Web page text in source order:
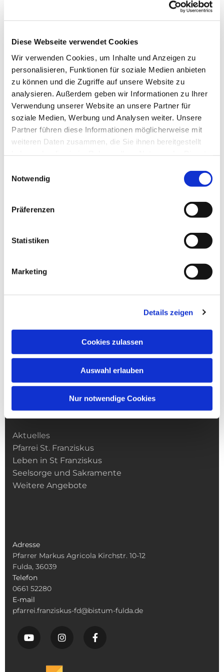
Diese Webseite verwendet Cookies
Wir verwenden Cookies, um Inhalte und Anzeigen zu
personalisieren, Funktionen für soziale Medien anbieten
zu können und die Zugriffe auf unsere Website zu
analysieren. Außerdem geben wir Informationen zu Ihrer
Verwendung unserer Website an unsere Partner für
soziale Medien, Werbung und Analysen weiter. Unsere
Partner führen diese Informationen möglicherweise mit
weiteren Daten zusammen, die Sie ihnen bereitgestellt
Notwendig
Präferenzen
Statistiken
Marketing
Details zeigen
Cookies zulassen
Auswahl erlauben
Nur notwendige Cookies
Dies könnte Sie auch
interessieren
Kirchengemeinde­­ St. Franziskus
Aktuelles
Pfarrei St. Franziskus
Leben in St Franziskus
Seelsorge und Sakramente
Weitere Angebote
Adresse
Pfarrer Markus Agricola Kirchstr. 10-12
Fulda, 36039
Telefon
0661 52280
E-mail
pfarrei.franziskus-fd@bistum-fulda.de